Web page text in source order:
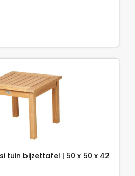
tuin bijzettafel | 50 x 50 x 42